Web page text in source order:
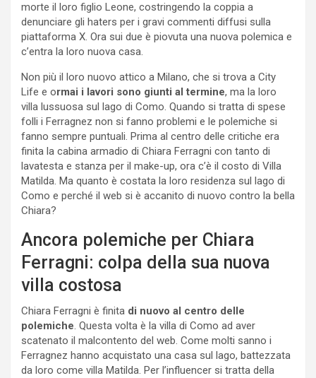
morte il loro figlio Leone, costringendo la coppia a
denunciare gli haters per i gravi commenti diffusi sulla
piattaforma X. Ora sui due è piovuta una nuova polemica e
c’entra la loro nuova casa.
Non più il loro nuovo attico a Milano, che si trova a City
Life e ormai i lavori sono giunti al termine, ma la loro
villa lussuosa sul lago di Como. Quando si tratta di spese
folli i Ferragnez non si fanno problemi e le polemiche si
fanno sempre puntuali. Prima al centro delle critiche era
finita la cabina armadio di Chiara Ferragni con tanto di
lavatesta e stanza per il make-up, ora c’è il costo di Villa
Matilda. Ma quanto è costata la loro residenza sul lago di
Como e perché il web si è accanito di nuovo contro la bella
Chiara?
Ancora polemiche per Chiara
Ferragni: colpa della sua nuova
villa costosa
Chiara Ferragni è finita di nuovo al centro delle
polemiche. Questa volta è la villa di Como ad aver
scatenato il malcontento del web. Come molti sanno i
Ferragnez hanno acquistato una casa sul lago, battezzata
da loro come villa Matilda. Per l’influencer si tratta della